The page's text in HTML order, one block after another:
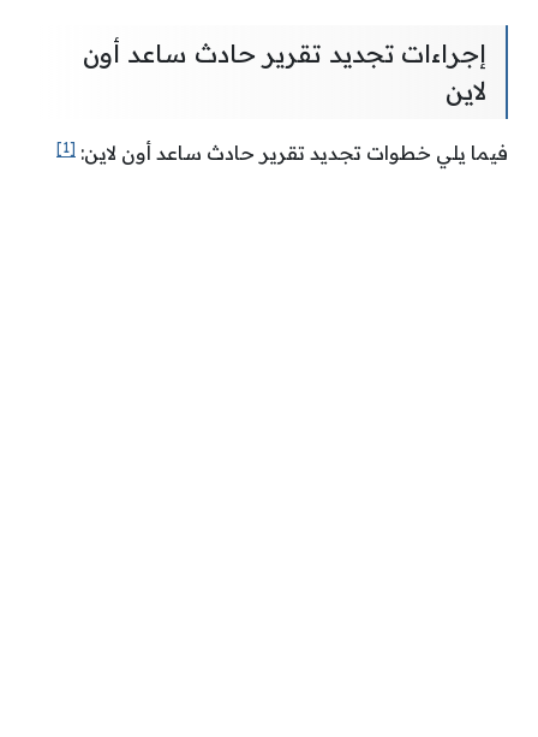
إجراءات تجديد تقرير حادث ساعد أون
لاين
فيما يلي خطوات تجديد تقرير حادث ساعد أون لاين: [1]